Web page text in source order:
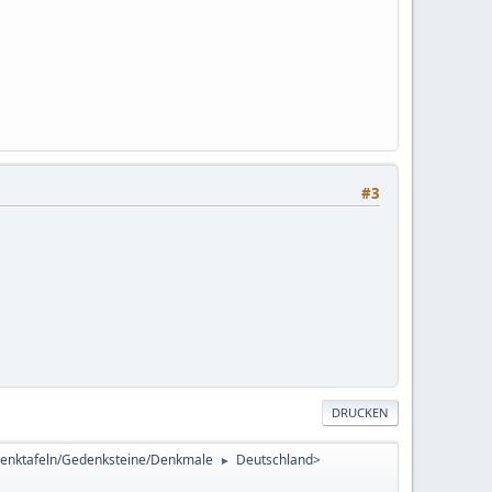
#3
DRUCKEN
Gedenksteine/Denkmale ► Deutschland>